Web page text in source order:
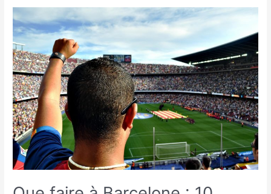
Que
faire
à
Barcelone :
10
idées
sympas